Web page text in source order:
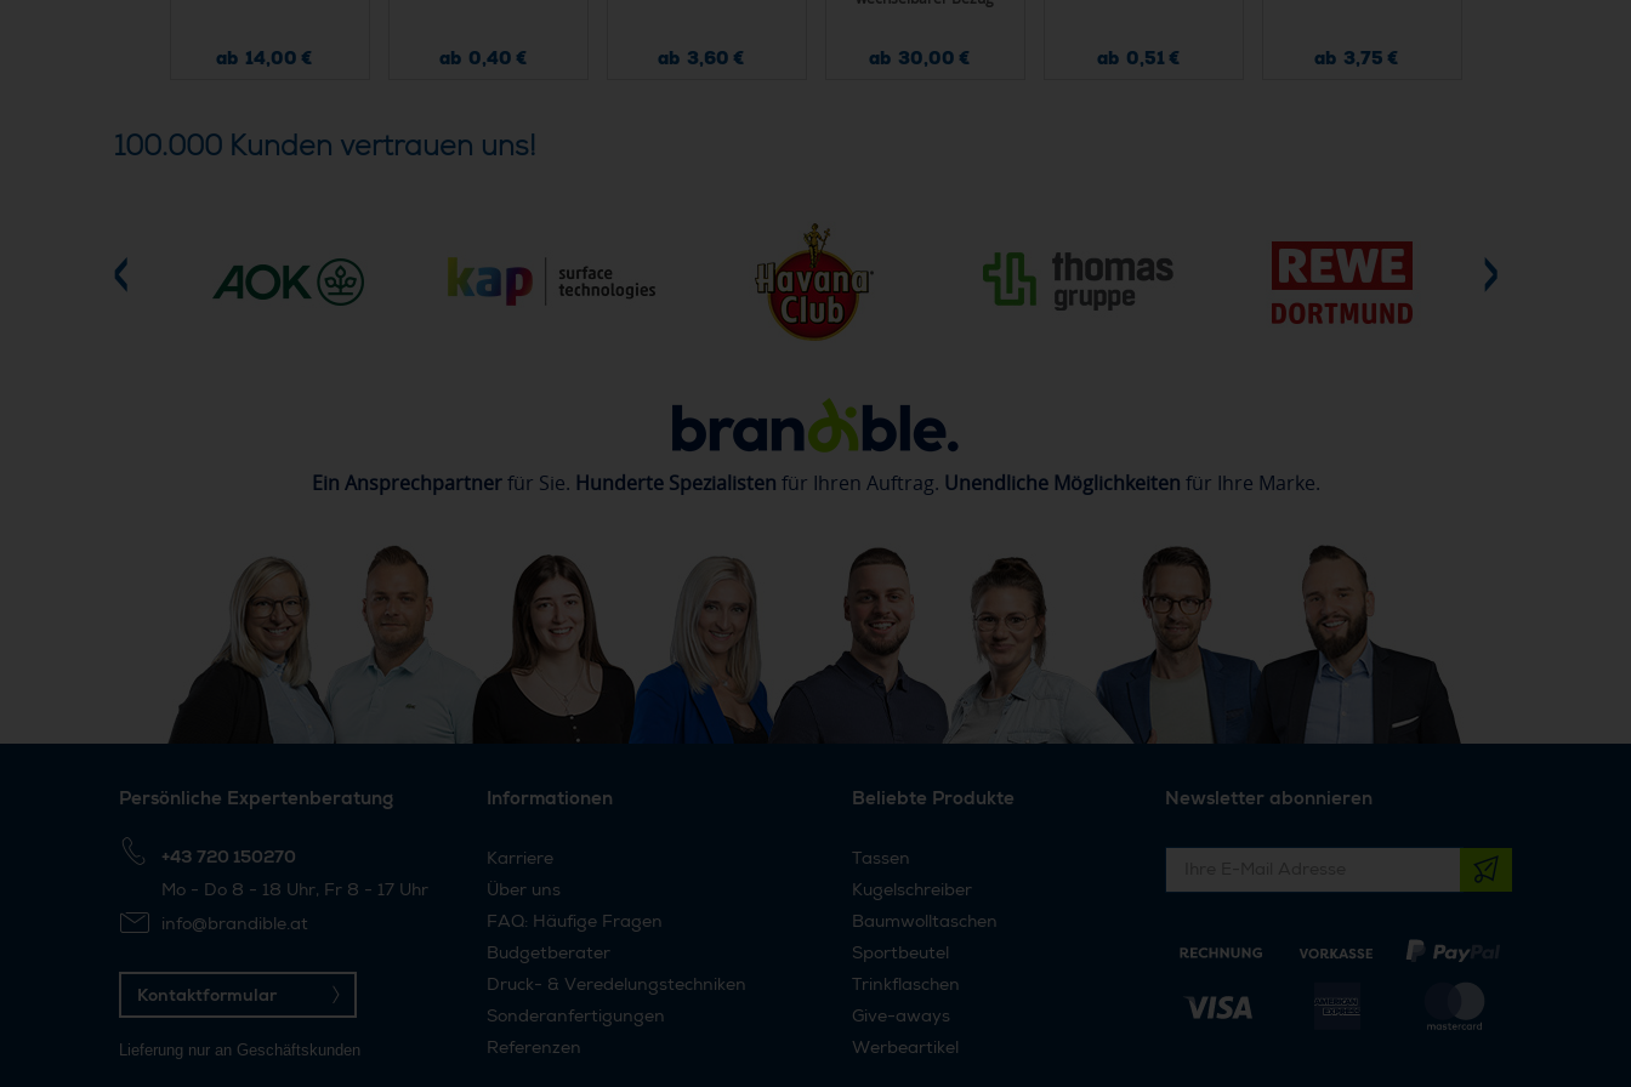
ab 14,00 € ab 0,40 € ab 3,60 € ab 30,00 € ab 0,51 € ab 3,75 €
100.000 Kunden vertrauen uns!
Ein Ansprechpartnerfür Sie. Hunderte Spezialisten für Ihren Auftrag. Unendliche Möglichkeiten für Ihre Marke.
Persönliche Expertenberatung
+43 720 150270
Mo - Do 8 - 18 Uhr, Fr 8 - 17 Uhr
info@brandible.at
Kontaktformular
Lieferung nur an Geschäftskunden
Informationen
Karriere
Über uns
FAQ: Häufige Fragen
Budgetberater
Druck- & Veredelungstechniken
Sonderanfertigungen
Referenzen
Beliebte Produkte
Tassen
Kugelschreiber
Baumwolltaschen
Sportbeutel
Trinkflaschen
Give-aways
Werbeartikel
Newsletter abonnieren